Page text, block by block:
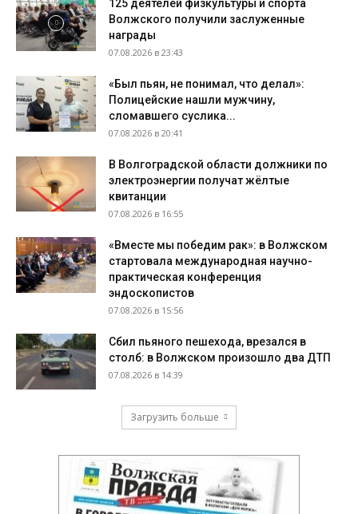
125 деятелей физкультуры и спорта
Волжского получили заслуженные
награды
07.08.2026 в 23:43
«Был пьян, не понимал, что делал»:
Полицейские нашли мужчину,
сломавшего суслика...
07.08.2026 в 20:41
В Волгоградской области должники по
электроэнергии получат жёлтые
квитанции
07.08.2026 в 16:55
«Вместе мы победим рак»: в Волжском
стартовала международная научно-
практическая конференция
эндоскопистов
07.08.2026 в 15:56
Сбил пьяного пешехода, врезался в
столб: в Волжском произошло два ДТП
07.08.2026 в 14:39
Загрузить больше